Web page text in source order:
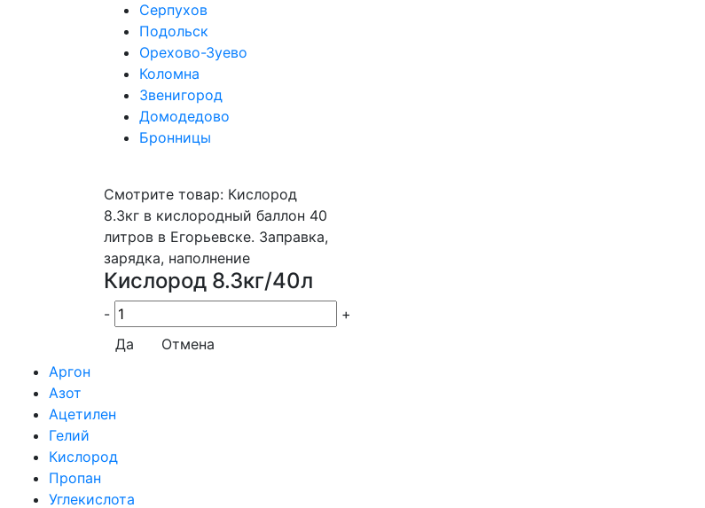
Серпухов
Подольск
Орехово-Зуево
Коломна
Звенигород
Домодедово
Бронницы
Смотрите товар: Кислород
8.3кг в кислородный баллон 40
литров в Егорьевске. Заправка,
зарядка, наполнение
Кислород 8.3кг/40л
-
+
Да
Отмена
Аргон
Азот
Ацетилен
Гелий
Кислород
Пропан
Углекислота